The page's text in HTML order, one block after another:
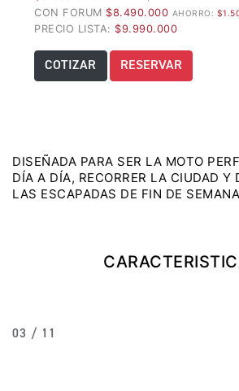
Precio desde $22.990.000
ADVENTURE
TIGER 1200 RALLY EXPLORER
Marzo JUEVES 26
ENCIENDE LA NOCHE.
VIVE LA RUTA. NIGHT
CON FORUM $8.490.000 AHORRO:
PRECIO LISTA: $9.990.000
COTIZAR RESERVAR
DISEÑADA PARA SER LA MOTO
DÍA A DÍA, RECORRER LA CIUDAD Y
LAS ESCAPADAS DE FIN DE SEMANA
03 / 11